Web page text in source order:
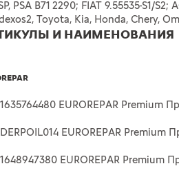
PSA B71 2290; FIAT 9.55535-S1/S2;
Toyota, Kia, Honda, Chery,
И НАИМЕНОВАНИЯ
1635764480 EUROREPAR Premium
DERPOIL014 EUROREPAR Premium
1648947380 EUROREPAR Premium